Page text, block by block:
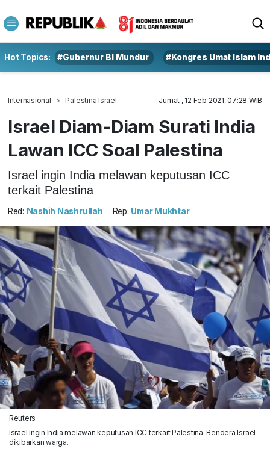
Hot Topics: #Gubernur BI Mundur #Kongres Umat Islam
Internasional Palestina Israel Jumat , 12 Feb 2021, 07:28 WIB
Israel Diam-Diam Surati India
Lawan ICC Soal Palestina
Israel ingin India melawan keputusan ICC
terkait Palestina
Red: Nashih Nashrullah Rep: Umar Mukhtar
Reuters
Israel ingin India melawan keputusan ICC terkait Palestina. Bendera Israel
dikibarkan warga.